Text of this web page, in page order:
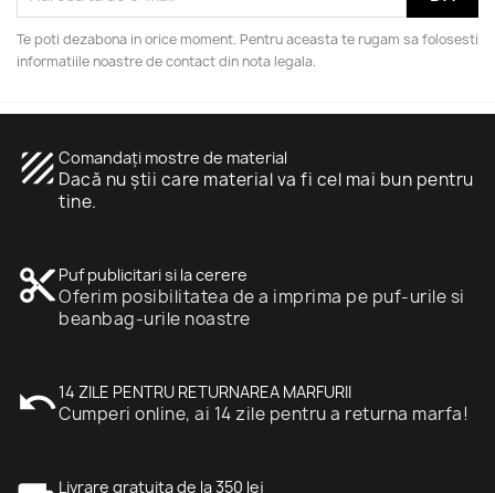
Te poti dezabona in orice moment. Pentru aceasta te rugam sa folosesti
informatiile noastre de contact din nota legala.
texture Comandați mostre de material
Dacă nu știi care material va fi cel mai bun pentru
tine.
content_cut Puf publicitari si la cerere
Oferim posibilitatea de a imprima pe puf-urile si
beanbag-urile noastre
undo14 ZILE PENTRU RETURNAREA MARFURII
Cumperi online, ai 14 zile pentru a returna marfa!
Livrare gratuita de la 350 lej